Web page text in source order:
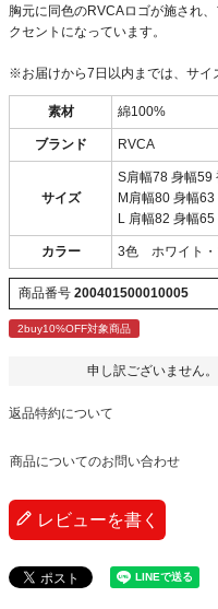
胸元に同色のRVCAロゴが施され
クセントになっています。
※お届けから7日以内までは、サイ
素材 綿100%
ブランド RVCA
サイズ
S肩幅78 身幅59
M肩幅80 身幅
L 肩幅82 身幅
カラー 3色 ホワイト・
商品番号 200401500010005
2buy10%OFF対象商品
申し訳ございません
返品特約について
商品についてのお問い合わせ
レビューを書く